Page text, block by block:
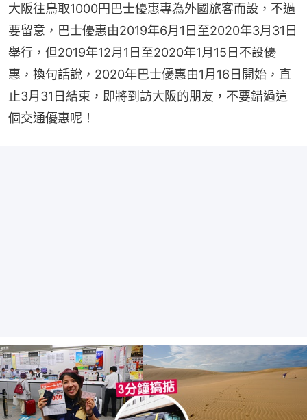
大阪往鳥取1000円巴士優惠專為外國旅客而設，不過
要留意，巴士優惠由2019年6月1日至2020年3月31日
舉行，但2019年12月1日至2020年1月15日不設優
惠，換句話說，2020年巴士優惠由1月16日開始，直
止3月31日結束，即將到訪大阪的朋友，不要錯過這
個交通優惠呢！